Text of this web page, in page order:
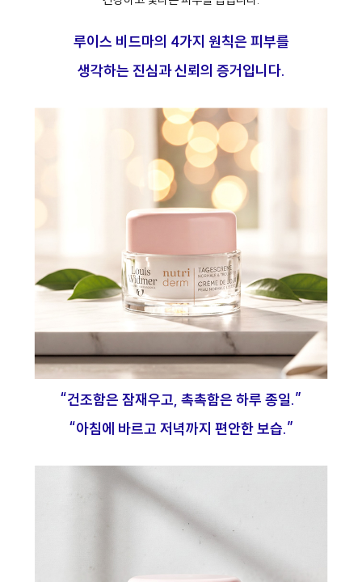
루이스 비드마의 4가지 원칙은 피부를
생각하는 진심과 신뢰의 증거입니다.
“건조함은 잠재우고, 촉촉함은 하루 종일.”
“아침에 바르고 저녁까지 편안한 보습.”